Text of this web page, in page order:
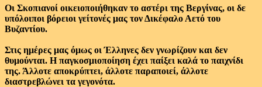
Οι Σκοπιανοί οικειοποιήθηκαν το αστέρι της Βεργίνας, οι δε
υπόλοιποι βόρειοι γείτονές μας τον Δικέφαλο Αετό του
Βυζαντίου.
Στις ημέρες μας όμως οι Έλληνες δεν γνωρίζουν και δεν
θυμούνται. Η παγκοσμιοποίηση έχει παίξει καλά το παιχνίδι
της. Άλλοτε αποκρύπτει, άλλοτε παραποιεί, άλλοτε
διαστρεβλώνει τα γεγονότα.